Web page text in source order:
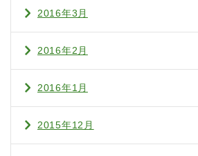
2016年3月
2016年2月
2016年1月
2015年12月